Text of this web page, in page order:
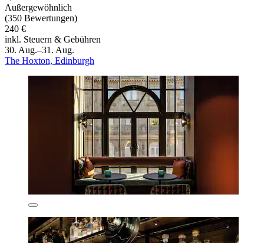
Außergewöhnlich
(350 Bewertungen)
240 €
inkl. Steuern & Gebühren
30. Aug.–31. Aug.
The Hoxton, Edinburgh